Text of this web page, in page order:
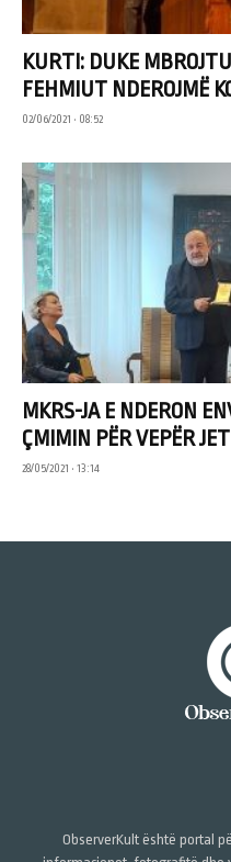
KURTI: DUKE
FEHMIUT NDEROJMË
02/06/2021 • 08:52
MKRS-JA E NDERON
ÇMIMIN PËR VEPËR
28/05/2021 • 13:14
ObserverKult është portal